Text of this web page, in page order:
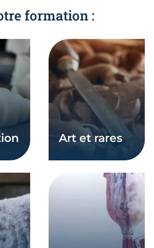
formation :
art et rares
En savoir plus
En savoir plus